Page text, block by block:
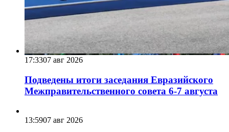
17:3307 авг 2026
Подведены итоги заседания Евразийского
Межправительственного совета 6-7 августа
13:5907 авг 2026